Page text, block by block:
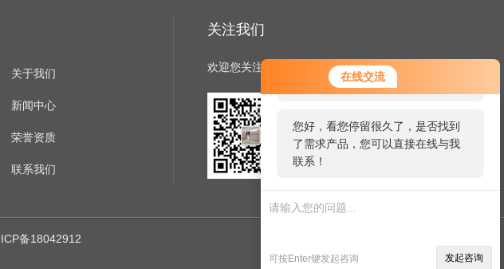
在线交流
您好！欢迎前来咨询，很高兴为您
服务，请问您要咨询什么问题呢？
您好，看您停留很久了，是否找到
了需求产品，您可以直接在线与我
联系！
可按Enter键发起咨询 发起咨询
关于我们
新闻中心
荣誉资质
联系我们
关注我们
欢迎您关注我们的微信公众号了解更多信息
扫一扫
关注我们
备18042912